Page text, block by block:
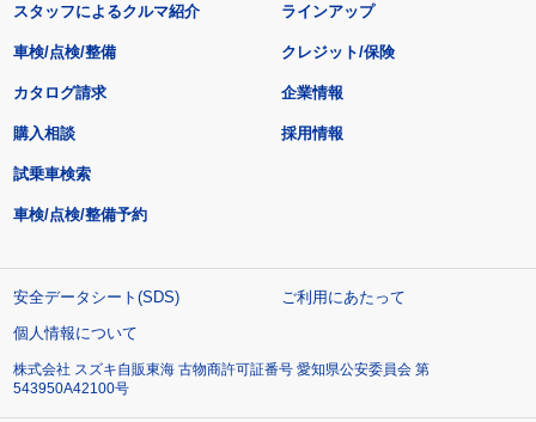
スタッフによるクルマ紹介 ラインアップ
車検/点検/整備 クレジット/保険
カタログ請求
購入相談
試乗車検索
車検/点検/整備予約
企業情報
採用情報
安全データシート(SDS)
ご利用にあたって
個人情報について
株式会社 スズキ自販東海 古物商許可証番号 愛知県公安委員会 第
543950A42100号